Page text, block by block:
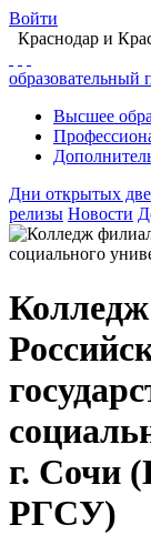
Войти
Краснодар и
образовательный
Высшее
Дни открытых
релизы Новости
г. Сочи
РГСУ)